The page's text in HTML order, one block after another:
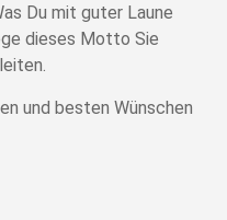
Du mit guter Laune
dieses Motto Sie
und besten Wünschen